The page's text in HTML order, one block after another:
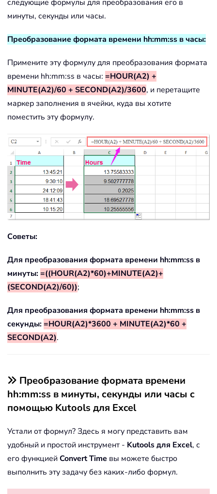
следующие формулы для преобразования его в
минуты, секунды или часы.
Преобразование формата времени hh:mm:ss в часы:
Примените эту формулу для преобразования формата
времени hh:mm:ss в часы: =HOUR(A2) +
MINUTE(A2)/60 + SECOND(A2)/3600, и перетащите
маркер заполнения в ячейки, куда вы хотите
поместить эту формулу.
Советы:
Для преобразования формата времени hh:mm:ss в
минуты:=((HOUR(A2)*60)+MINUTE(A2)+
(SECOND(A2)/60));
Для преобразования формата времени hh:mm:ss в
секунды:=HOUR(A2)*3600 + MINUTE(A2)*60 +
SECOND(A2).
Преобразование формата времени
hh:mm:ss в минуты, секунды или часы с
помощью Kutools для Excel
Устали от формул? Здесь я могу представить вам
удобный и простой инструмент - Kutools для Excel, с
его функцией Convert Time вы можете быстро
выполнить эту задачу без каких-либо формул.